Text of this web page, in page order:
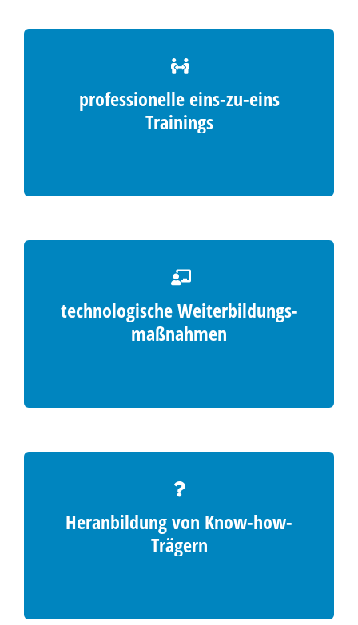
professionelle eins-zu-eins
Trainings
technologische Weiterbildungs­
maßnahmen
Heranbildung von Know-how-
Trägern